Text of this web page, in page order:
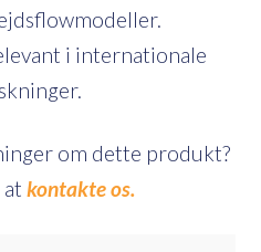
i internationale
om dette produkt?
kontakte os.